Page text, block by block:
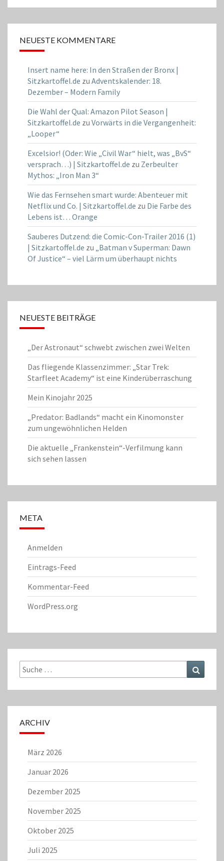
NEUESTE KOMMENTARE
Insert name here: In den Straßen der Bronx |
Sitzkartoffel.de zu Adventskalender: 18.
Dezember – Modern Family
Die Wahl der Qual: Amazon Pilot Season |
Sitzkartoffel.de zu Vorwärts in die Vergangenheit:
„Looper“
Excelsior! (Oder: Wie „Civil War“ hielt, was „BvS“
versprach…) | Sitzkartoffel.de zu Zerbeulter
Mythos: „Iron Man 3“
Wie das Fernsehen smart wurde: Abenteuer mit
Netflix und Co. | Sitzkartoffel.de zu Die Farbe des
Lebens ist… Orange
Sauberes Dutzend: die Comic-Con-Trailer 2016 (1)
| Sitzkartoffel.de zu „Batman v Superman: Dawn
Of Justice“ – viel Lärm um überhaupt nichts
NEUESTE BEITRÄGE
„Der Astronaut“ schwebt zwischen zwei Welten
Das fliegende Klassenzimmer: „Star Trek:
Starfleet Academy“ ist eine Kinderüberraschung
Mein Kinojahr 2025
„Predator: Badlands“ macht ein Kinomonster
zum ungewöhnlichen Helden
Die aktuelle „Frankenstein“-Verfilmung kann
sich sehen lassen
META
Anmelden
Eintrags-Feed
Kommentar-Feed
WordPress.org
Suche
nach:
ARCHIV
März 2026
Januar 2026
Dezember 2025
November 2025
Oktober 2025
Juli 2025